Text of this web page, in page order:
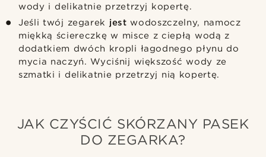
wody i delikatnie przetrzyj kopertę.
Jeśli twój zegarek jest wodoszczelny, namocz
miękką ściereczkę w misce z ciepłą wodą z
dodatkiem dwóch kropli łagodnego płynu do
mycia naczyń. Wyciśnij większość wody ze
szmatki i delikatnie przetrzyj nią kopertę.
JAK CZYŚCIĆ SKÓRZANY PASEK
DO ZEGARKA?